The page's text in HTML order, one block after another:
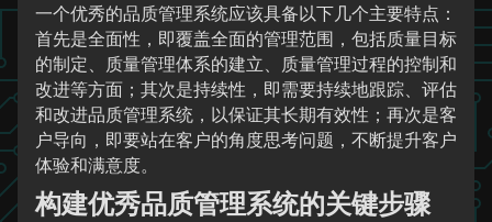
一个优秀的品质管理系统应该具备以下几个主要特点：
首先是全面性，即覆盖全面的管理范围，包括质量目标
的制定、质量管理体系的建立、质量管理过程的控制和
改进等方面；其次是持续性，即需要持续地跟踪、评估
和改进品质管理系统，以保证其长期有效性；再次是客
户导向，即要站在客户的角度思考问题，不断提升客户
体验和满意度。
构建优秀品质管理系统的关键步骤